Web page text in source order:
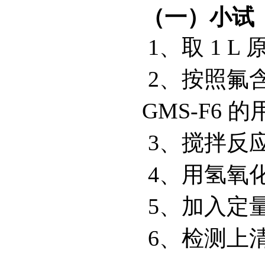
（一）小试
1、取 1 L
2、按照氟
GMS-F6 的
3、搅拌反
4、用氢氧
5、加入定
6、检测上